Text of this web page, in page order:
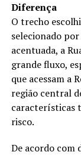
Diferença
O trecho
selecionado
acentuada, a
grande fluxo,
que acessam a
região central
características
risco.
De acordo com